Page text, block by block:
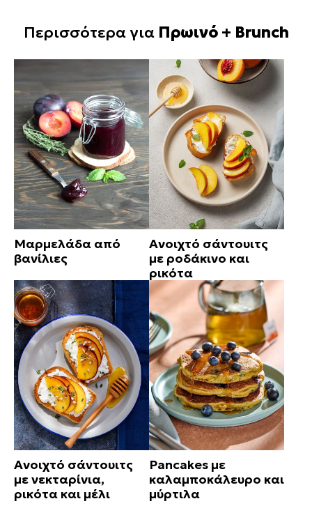
Περισσότερα για Πρωινό + Brunch
Μαρμελάδα από
βανίλιες
Ανοιχτό σάντουιτς
με ροδάκινο και
ρικότα
Ανοιχτό σάντουιτς
με νεκταρίνια,
ρικότα και μέλι
Pancakes με
καλαμποκάλευρο και
μύρτιλα